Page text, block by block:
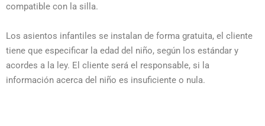
compatible con la silla.
Los asientos infantiles se instalan de forma gratuita, el cliente
tiene que especificar la edad del niño, según los estándar y
acordes a la ley. El cliente será el responsable, si la
información acerca del niño es insuficiente o nula.